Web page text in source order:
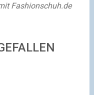
Fashionschuh.de